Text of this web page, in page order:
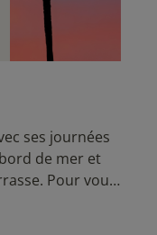
ses journées
de mer et
Pour vous
l'équipe